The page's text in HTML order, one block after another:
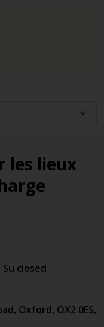
les lieux
Su closed
, Oxford, OX2 0ES,